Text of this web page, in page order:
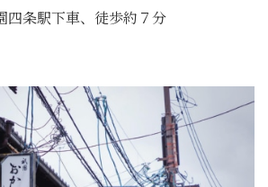
四条駅下車、徒歩約７分